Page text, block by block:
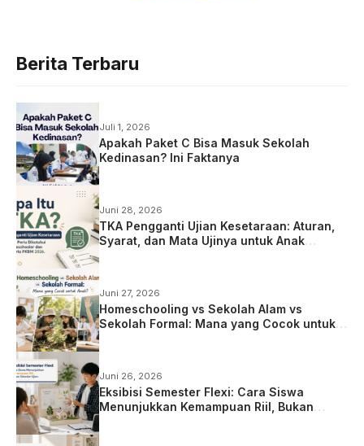
Berita Terbaru
Juli 1, 2026
Apakah Paket C Bisa Masuk Sekolah
Kedinasan? Ini Faktanya
Juni 28, 2026
TKA Pengganti Ujian Kesetaraan: Aturan,
Syarat, dan Mata Ujinya untuk Anak
Juni 27, 2026
Homeschooling vs Sekolah Alam vs
Sekolah Formal: Mana yang Cocok untuk
Juni 26, 2026
Eksibisi Semester Flexi: Cara Siswa
Menunjukkan Kemampuan Riil, Bukan